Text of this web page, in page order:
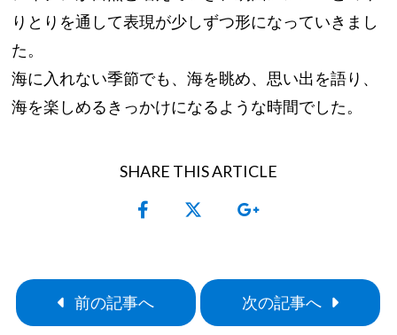
りとりを通して表現が少しずつ形になっていきまし
た。
海に入れない季節でも、海を眺め、思い出を語り、
海を楽しめるきっかけになるような時間でした。
SHARE THIS ARTICLE
前の記事へ 次の記事へ